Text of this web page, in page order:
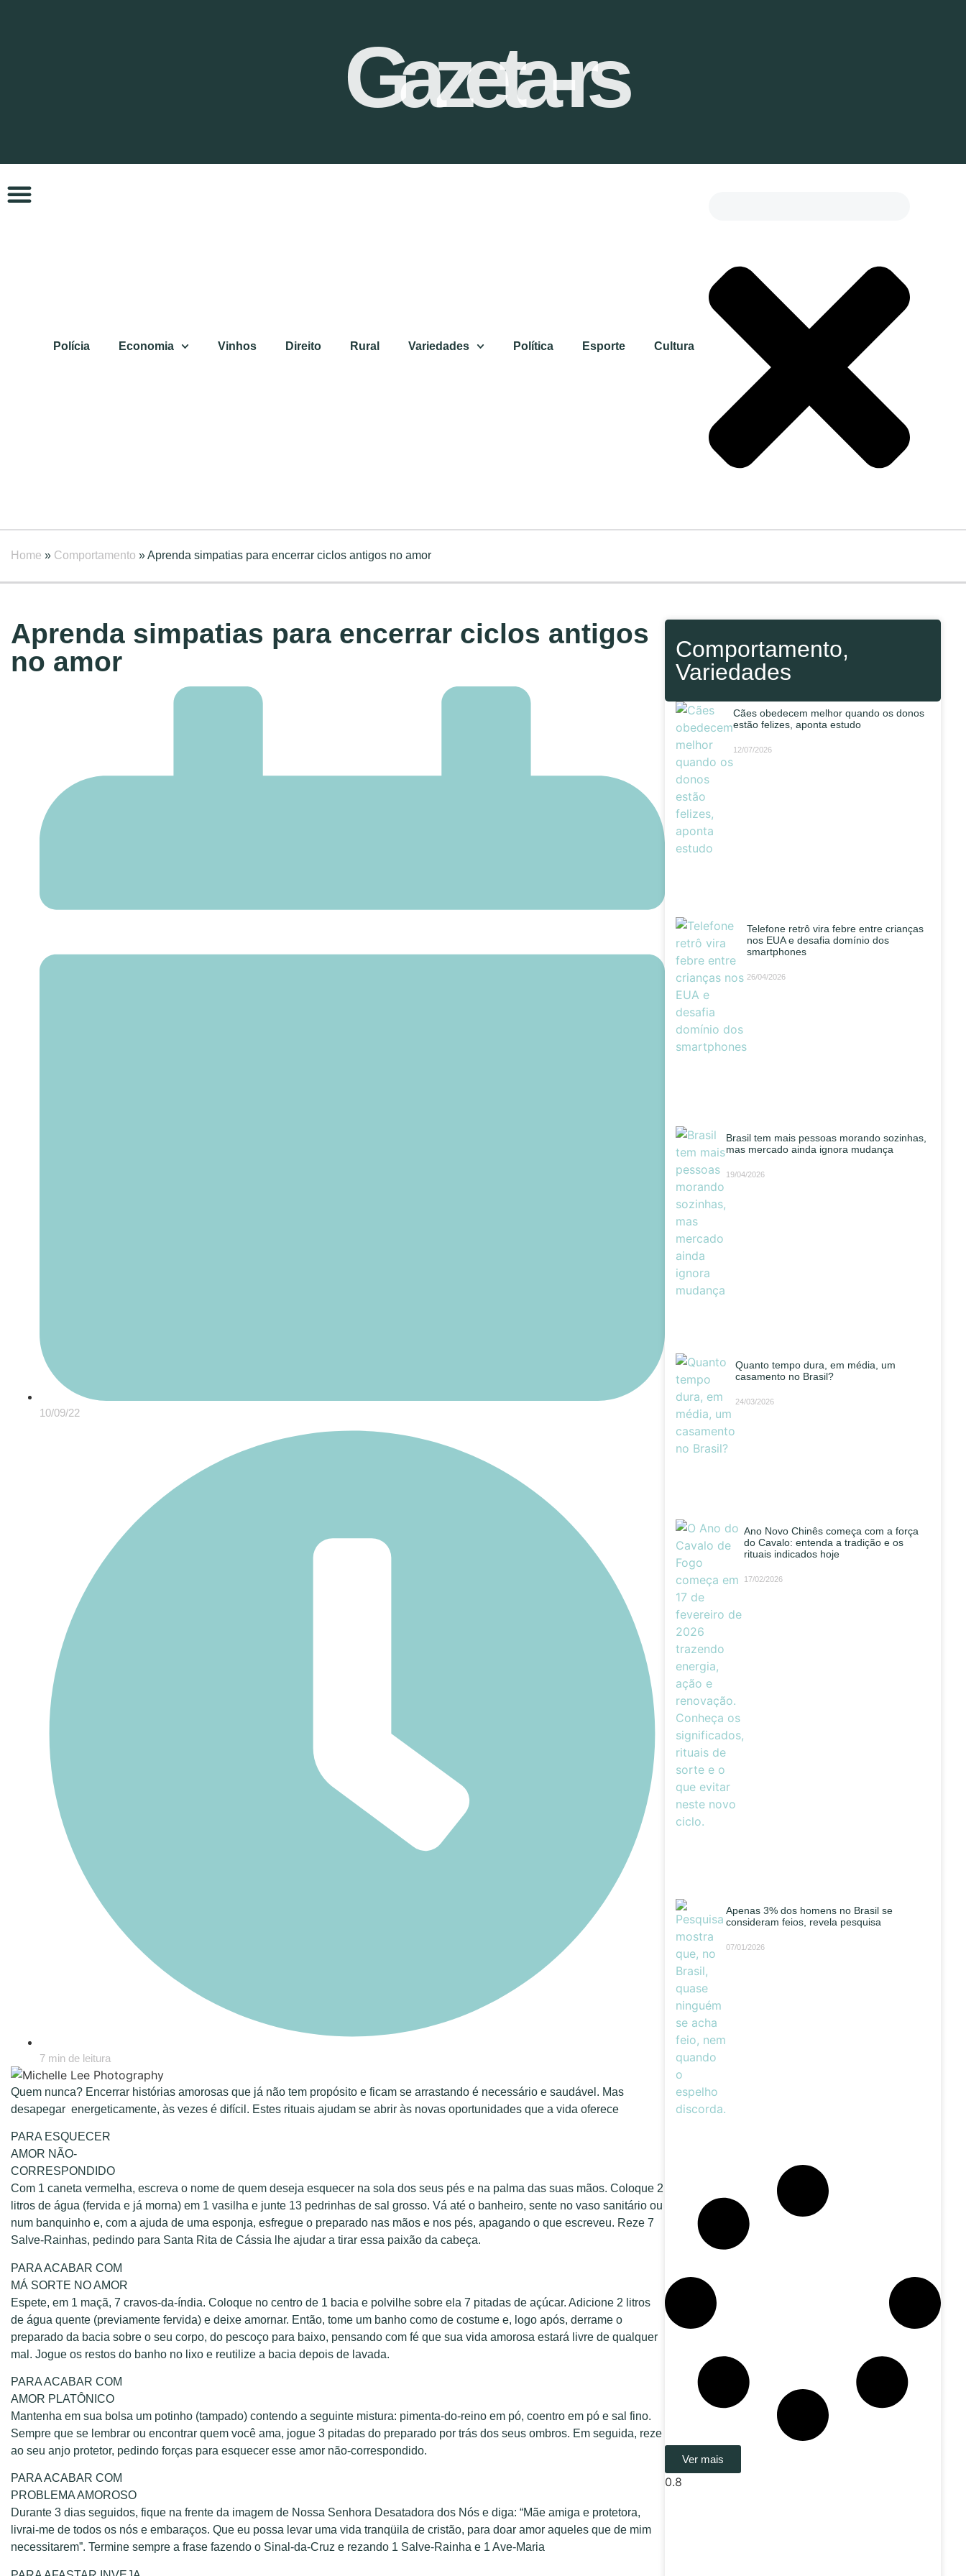
Gazeta-rs
Polícia Economia Vinhos Direito Rural Variedades Política Esporte Cultura
Home » Comportamento »Aprenda simpatias para encerrar ciclos antigos no amor
Aprenda simpatias para encerrar ciclos antigos
no amor
10/09/22
7 min de leitura
Quem nunca? Encerrar histórias amorosas que já não tem propósito e ficam se arrastando é necessário e saudável. Mas
desapegar energeticamente, às vezes é difícil. Estes rituais ajudam se abrir às novas oportunidades que a vida oferece
PARA ESQUECER
AMOR NÃO-
CORRESPONDIDO
Com 1 caneta vermelha, escreva o nome de quem deseja esquecer na sola dos seus pés e na palma das suas mãos. Coloque 2
litros de água (fervida e já morna) em 1 vasilha e junte 13 pedrinhas de sal grosso. Vá até o banheiro, sente no vaso sanitário ou
num banquinho e, com a ajuda de uma esponja, esfregue o preparado nas mãos e nos pés, apagando o que escreveu. Reze 7
Salve-Rainhas, pedindo para Santa Rita de Cássia lhe ajudar a tirar essa paixão da cabeça.
PARA ACABAR COM
MÁ SORTE NO AMOR
Espete, em 1 maçã, 7 cravos-da-índia. Coloque no centro de 1 bacia e polvilhe sobre ela 7 pitadas de açúcar. Adicione 2 litros
de água quente (previamente fervida) e deixe amornar. Então, tome um banho como de costume e, logo após, derrame o
preparado da bacia sobre o seu corpo, do pescoço para baixo, pensando com fé que sua vida amorosa estará livre de qualquer
mal. Jogue os restos do banho no lixo e reutilize a bacia depois de lavada.
PARA ACABAR COM
AMOR PLATÔNICO
Mantenha em sua bolsa um potinho (tampado) contendo a seguinte mistura: pimenta-do-reino em pó, coentro em pó e sal fino.
Sempre que se lembrar ou encontrar quem você ama, jogue 3 pitadas do preparado por trás dos seus ombros. Em seguida, reze
ao seu anjo protetor, pedindo forças para esquecer esse amor não-correspondido.
PARA ACABAR COM
PROBLEMA AMOROSO
Durante 3 dias seguidos, fique na frente da imagem de Nossa Senhora Desatadora dos Nós e diga: “Mãe amiga e protetora,
livrai-me de todos os nós e embaraços. Que eu possa levar uma vida tranqüila de cristão, para doar amor aqueles que de mim
necessitarem”. Termine sempre a frase fazendo o Sinal-da-Cruz e rezando 1 Salve-Rainha e 1 Ave-Maria
Comportamento,
Variedades
Cães obedecem melhor quando os donos
estão felizes, aponta estudo
12/07/2026
Telefone retrô vira febre entre crianças
nos EUA e desafia domínio dos
smartphones
26/04/2026
Brasil tem mais pessoas morando sozinhas,
mas mercado ainda ignora mudança
19/04/2026
Quanto tempo dura, em média, um
casamento no Brasil?
24/03/2026
Ano Novo Chinês começa com a força
do Cavalo: entenda a tradição e os
rituais indicados hoje
17/02/2026
Apenas 3% dos homens no Brasil se
consideram feios, revela pesquisa
07/01/2026
Ver mais